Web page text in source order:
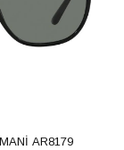
AR8179